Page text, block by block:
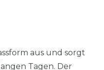
aus und sorgt
Tagen. Der